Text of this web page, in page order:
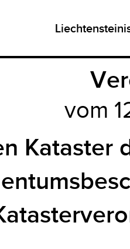
vom
Kataster